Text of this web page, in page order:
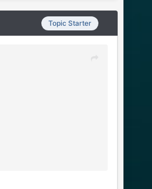
Topic Starter